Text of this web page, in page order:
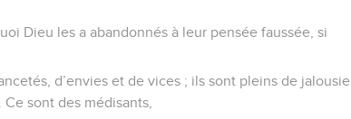
Dieu les a abandonnés à leur pensée faussée, si
d’envies et de vices ; ils sont pleins de jalousie,
sont des médisants,